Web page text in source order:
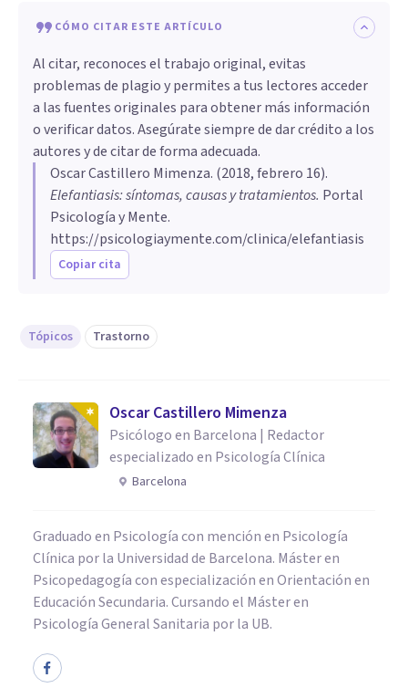
CÓMO CITAR ESTE ARTÍCULO
Al citar, reconoces el trabajo original, evitas
problemas de plagio y permites a tus lectores acceder
a las fuentes originales para obtener más información
o verificar datos. Asegúrate siempre de dar crédito a los
autores y de citar de forma adecuada.
Oscar Castillero Mimenza. (2018, febrero 16).
Elefantiasis: síntomas, causas y tratamientos. Portal
Psicología y Mente.
https://psicologiaymente.com/clinica/elefantiasis
Copiar cita
Tópicos Trastorno
Oscar Castillero Mimenza
Psicólogo en Barcelona | Redactor
especializado en Psicología Clínica
Barcelona
Graduado en Psicología con mención en Psicología
Clínica por la Universidad de Barcelona. Máster en
Psicopedagogía con especialización en Orientación en
Educación Secundaria. Cursando el Máster en
Psicología General Sanitaria por la UB.